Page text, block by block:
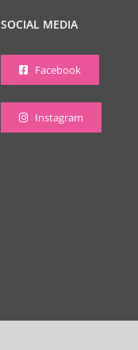
SOCIAL MEDIA
Facebook
Instagram